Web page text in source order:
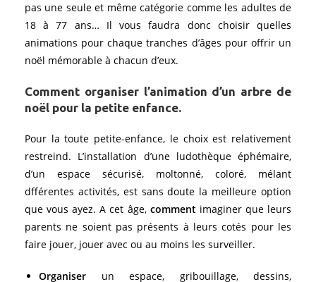
pas une seule et même catégorie comme les adultes de
18 à 77 ans… Il vous faudra donc choisir quelles
animations pour chaque tranches d’âges pour offrir un
noël mémorable à chacun d’eux.
Comment organiser l’animation d’un arbre de
noël pour la petite enfance.
Pour la toute petite-enfance, le choix est relativement
restreind. L’installation d’une ludothèque éphémaire,
d’un espace sécurisé, moltonné, coloré, mélant
dfférentes activités, est sans doute la meilleure option
que vous ayez. A cet âge, commentimaginer que leurs
parents ne soient pas présents à leurs cotés pour les
faire jouer, jouer avec ou au moins les surveiller.
Organiser un espace, gribouillage, dessins,